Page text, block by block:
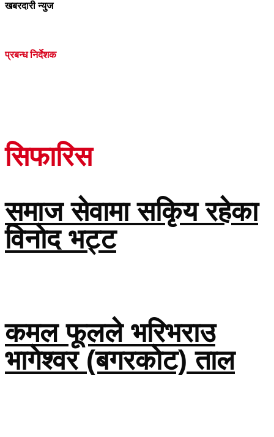
खबरदारी न्युज
प्रबन्ध निर्देशक
सिफारिस
समाज सेवामा सकिृय रहेका
विनोद भट्ट
कमल फूलले भरिभराउ
भागेश्वर (बगरकोट) ताल